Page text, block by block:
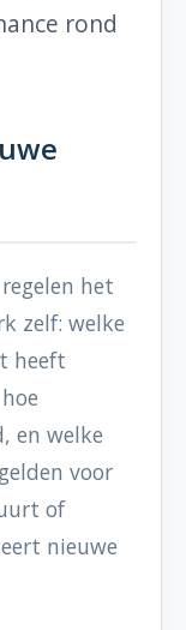
rond
het
zelf: welke
heeft
en welke
voor
of
nieuwe